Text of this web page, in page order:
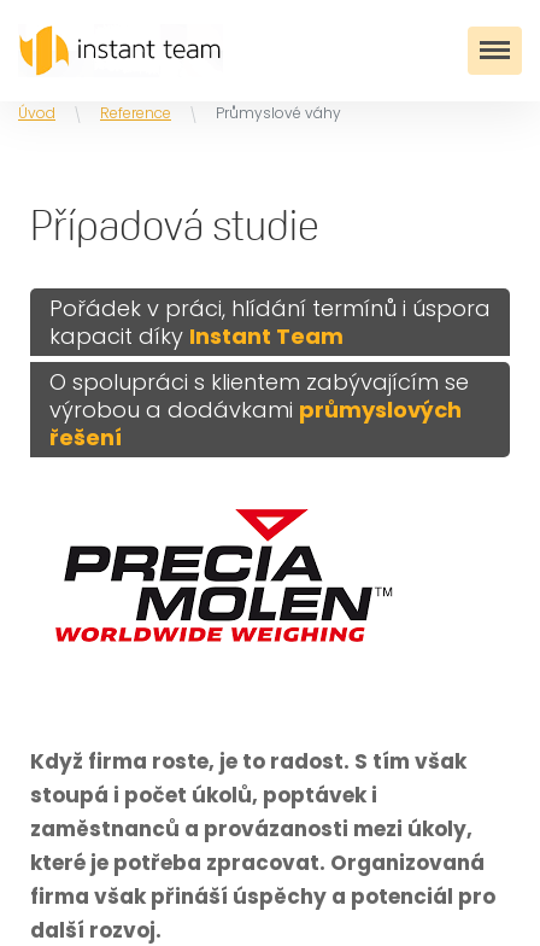
Úvod Reference Průmyslové váhy
Případová studie
Pořádek v práci, hlídání termínů i úspora
kapacit díky Instant Team
O spolupráci s klientem zabývajícím se
výrobou a dodávkami průmyslových
řešení
Když firma roste, je to radost. S tím však
stoupá i počet úkolů, poptávek i
zaměstnanců a provázanosti mezi úkoly,
které je potřeba zpracovat. Organizovaná
firma však přináší úspěchy a potenciál pro
další rozvoj.